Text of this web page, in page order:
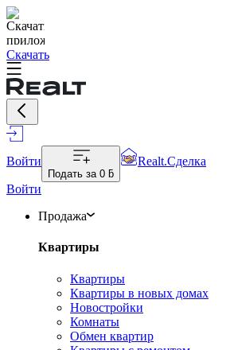
Скачать
Войти
Подать за 0 ƃ
Realt.Сделка
Войти
Продажа
Квартиры
Квартиры
Квартиры в новых домах
Новостройки
Комнаты
Обмен квартир